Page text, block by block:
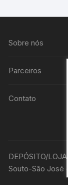
Sobre nós
Parceiros
Contato
DEPÓSITO/
Souto-São José